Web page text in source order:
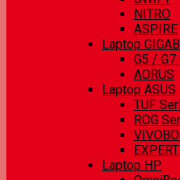
NITRO
ASPIRE
Laptop
G5 /
AORUS
Laptop ASUS
TUF
ROG
Laptop HP